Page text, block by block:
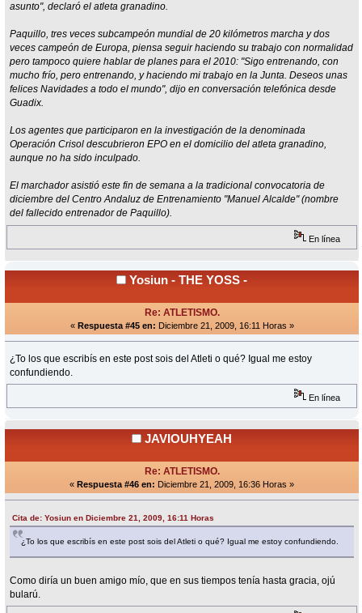
asunto", declaró el atleta granadino.
Paquillo, tres veces subcampeón mundial de 20 kilómetros marcha y dos
veces campeón de Europa, piensa seguir haciendo su trabajo con normalidad
pero tampoco quiere hablar de planes para el 2010: "Sigo entrenando, con
mucho frío, pero entrenando, y haciendo mi trabajo en la Junta. Deseos unas
felices Navidades a todo el mundo", dijo en conversación telefónica desde
Guadix.
Los agentes que participaron en la investigación de la denominada
Operación Crisol descubrieron EPO en el domicilio del atleta granadino,
aunque no ha sido inculpado.
El marchador asistió este fin de semana a la tradicional convocatoria de
diciembre del Centro Andaluz de Entrenamiento "Manuel Alcalde" (nombre
del fallecido entrenador de Paquillo).
En línea
Yosiun - THE YOSS -
Re: ATLETISMO.
« Respuesta #45 en: Diciembre 21, 2009, 16:11 Horas »
¿To los que escribís en este post sois del Atleti o qué? Igual me estoy
confundiendo.
En línea
JAVIOUHYEAH
Re: ATLETISMO.
« Respuesta #46 en: Diciembre 21, 2009, 16:36 Horas »
Cita de: Yosiun en Diciembre 21, 2009, 16:11 Horas
¿To los que escribís en este post sois del Atleti o qué? Igual me estoy confundiendo.
Como diría un buen amigo mío, que en sus tiempos tenía hasta gracia, ojú
bularú.